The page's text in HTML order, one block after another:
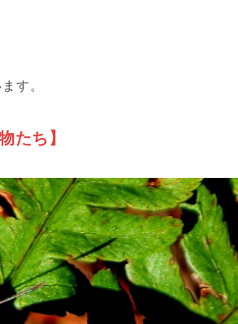
す。
たち】